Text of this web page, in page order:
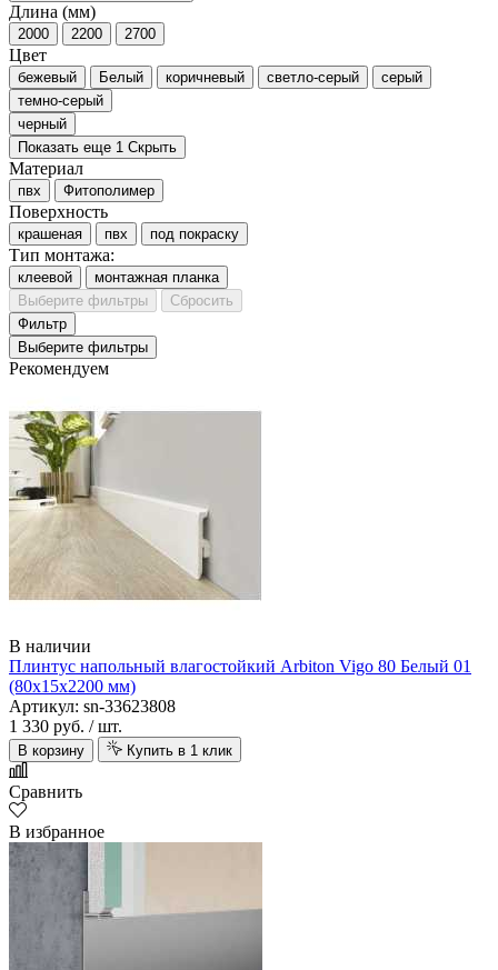
Длина (мм)
2000 2200 2700
Цвет
бежевый Белый коричневый светло-серый
серый
темно-серый
черный
Показать еще 1 Скрыть
Материал
пвх Фитополимер
Поверхность
крашеная пвх под покраску
Тип монтажа:
клеевой
монтажная планка
Выберите фильтры
Сбросить
Фильтр
Выберите фильтры
Рекомендуем
В наличии
Плинтус напольный влагостойкий Arbiton Vigo 80 Белый 01
(80х15х2200 мм)
Артикул: sn-33623808
1 330 руб. / шт.
В корзину Купить в 1 клик
Сравнить
В избранное